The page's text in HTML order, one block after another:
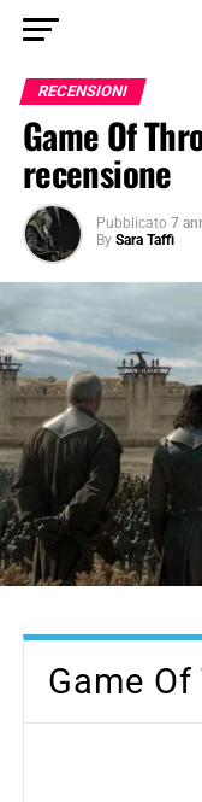
RECENSIONI
Game Of
recensione
Pubblicato 7
By Sara Taffi
Game